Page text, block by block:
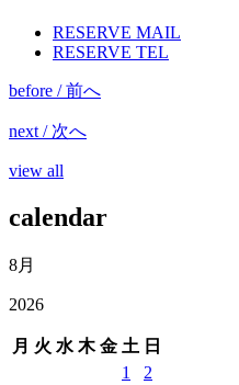
RESERVE MAIL
RESERVE TEL
before / 前へ
next / 次へ
view all
calendar
8月
2026
月 火 水 木 金 土 日
1
2